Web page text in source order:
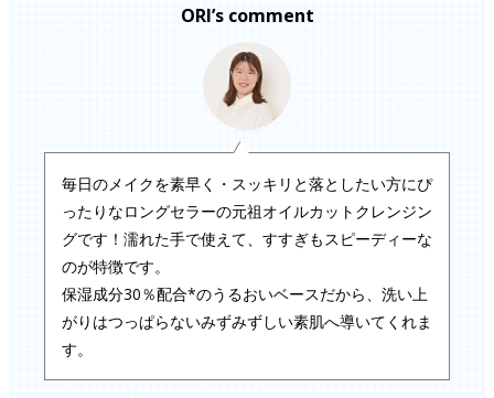
ORI’s comment
毎日のメイクを素早く・スッキリと落としたい方にぴ
ったりなロングセラーの元祖オイルカットクレンジン
グです！濡れた手で使えて、すすぎもスピーディーな
のが特徴です。
保湿成分30％配合*のうるおいベースだから、洗い上
がりはつっぱらないみずみずしい素肌へ導いてくれま
す。